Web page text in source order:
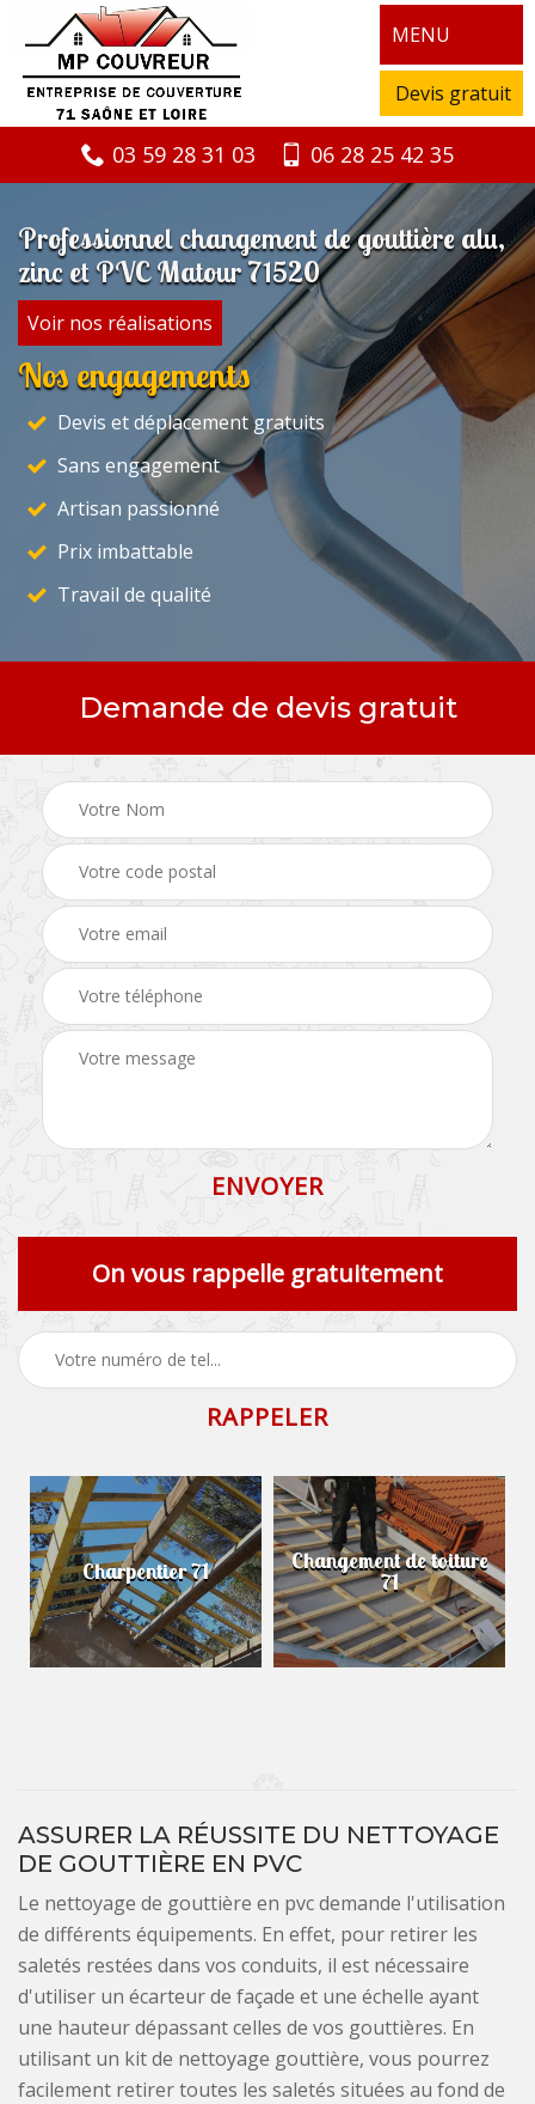
MENU
Devis gratuit
03 59 28 31 03 06 28 25 42 35
Professionnel changement de gouttière alu,
zinc et PVC Matour 71520
Voir nos réalisations
Nos engagements
Devis et déplacement gratuits
Sans engagement
Artisan passionné
Prix imbattable
Travail de qualité
Demande de devis gratuit
On vous rappelle gratuitement
Charpentier 71 Changement de toiture
71
ASSURER LA RÉUSSITE DU NETTOYAGE
DE GOUTTIÈRE EN PVC
Le nettoyage de gouttière en pvc demande l'utilisation
de différents équipements. En effet, pour retirer les
saletés restées dans vos conduits, il est nécessaire
d'utiliser un écarteur de façade et une échelle ayant
une hauteur dépassant celles de vos gouttières. En
utilisant un kit de nettoyage gouttière, vous pourrez
facilement retirer toutes les saletés situées au fond de